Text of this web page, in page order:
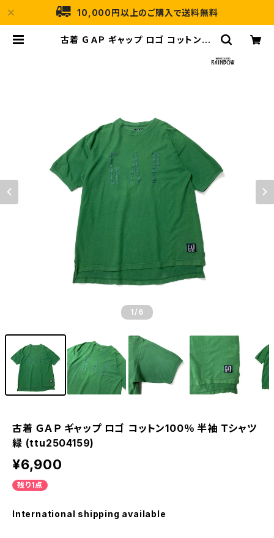
10,000円以上のご購入で送料無料
古着 ＧＡＰ ギャップ ロゴ コットン10
1 /6
古着 ＧＡＰ ギャップ ロゴ コットン100％ 半袖 Ｔシャツ
緑 (ttu2504159)
¥6,900
残り1点
International shipping available